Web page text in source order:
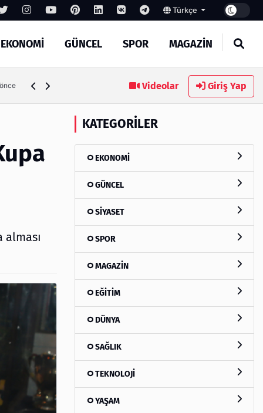
Türkçe
EKONOMİ GÜNCEL SPOR MAGAZİN
Videolar Giriş Yap
KATEGORILER
EKONOMİ
GÜNCEL
SİYASET
SPOR
MAGAZİN
EĞİTİM
DÜNYA
SAĞLIK
TEKNOLOJİ
YAŞAM